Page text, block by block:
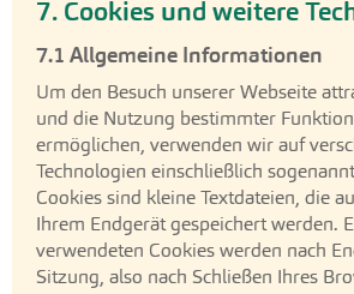
7. Cookies und weitere
7.1 Allgemeine Informationen
Um den Besuch unserer Webseite
und die Nutzung bestimmter
ermöglichen, verwenden wir auf
Technologien einschließlich
Cookies sind kleine Textdateien, die
Ihrem Endgerät gespeichert werden.
verwendeten Cookies werden nach
Sitzung, also nach Schließen Ihres